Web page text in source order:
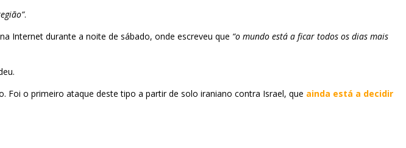
.
Internet durante a noite de sábado, onde escreveu que “o mundo está a ficar todos os dias mais
Foi o primeiro ataque deste tipo a partir de solo iraniano contra Israel, que ainda está a decidir